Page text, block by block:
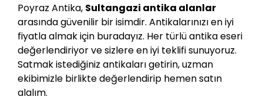
Poyraz Antika, Sultangazi antika alanlar
arasında güvenilir bir isimdir. Antikalarınızı en iyi
fiyatla almak için buradayız. Her türlü antika eseri
değerlendiriyor ve sizlere en iyi teklifi sunuyoruz.
Satmak istediğiniz antikaları getirin, uzman
ekibimizle birlikte değerlendirip hemen satın
alalım.